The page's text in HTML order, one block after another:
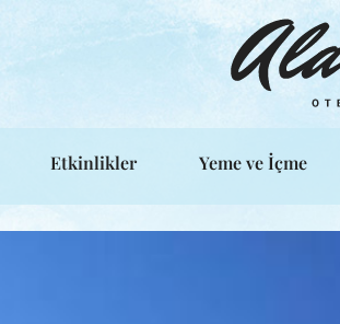
Etkinlikler Yeme ve İçme